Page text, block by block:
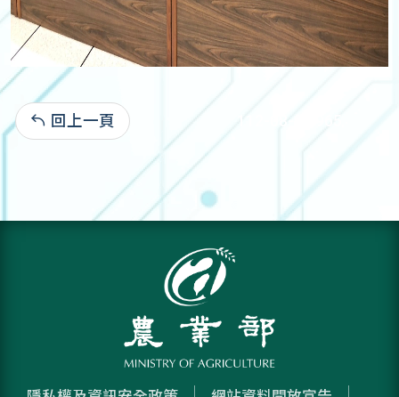
回上一頁 112-08-02:965